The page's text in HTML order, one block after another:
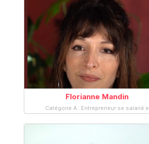
Florianne Mandin
Catégorie A : Entrepreneur·se salarié·e